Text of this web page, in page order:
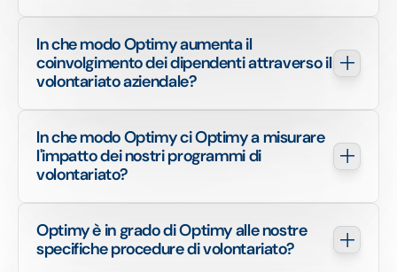
In che modo Optimy aumenta il
coinvolgimento dei dipendenti attraverso il
volontariato aziendale?
In che modo Optimy ci Optimy a misurare
l'impatto dei nostri programmi di
volontariato?
Optimy è in grado di Optimy alle nostre
specifiche procedure di volontariato?